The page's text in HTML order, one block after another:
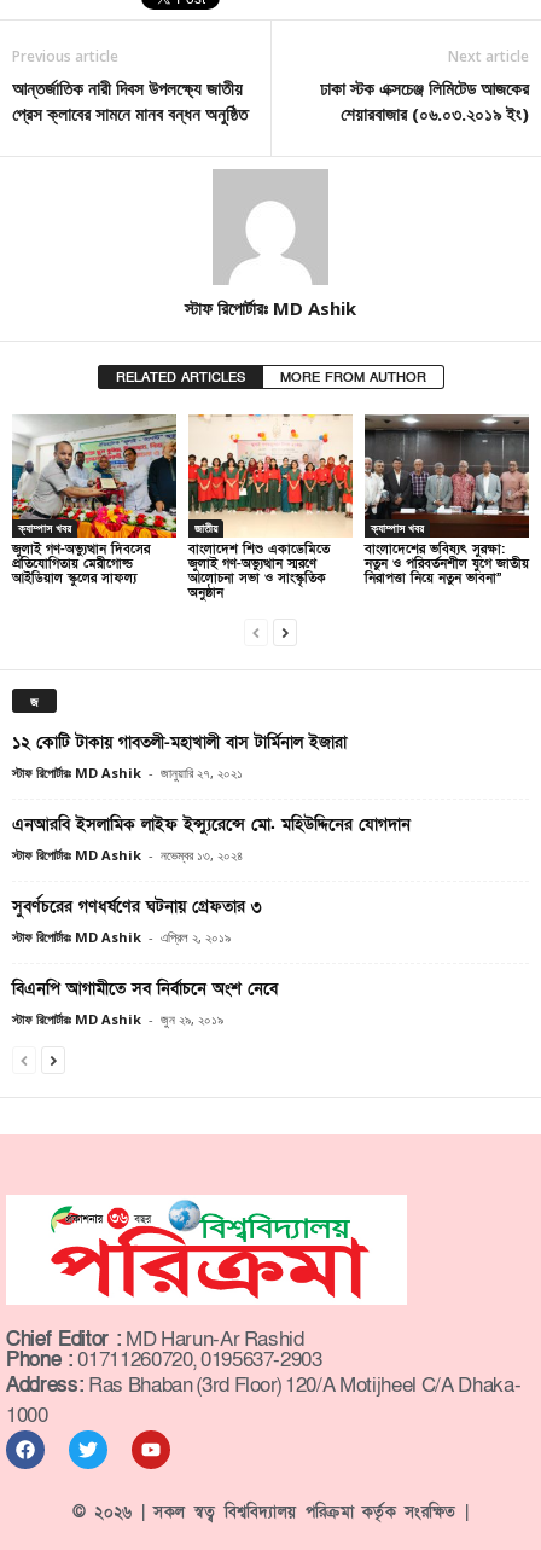
Previous article
আন্তর্জাতিক নারী দিবস উপলক্ষ্যে জাতীয়
প্রেস ক্লাবের সামনে মানব বন্ধন অনুষ্ঠিত
Next article
ঢাকা স্টক এক্সচেঞ্জ লিমিটেড আজকের
শেয়ারবাজার (০৬.০৩.২০১৯ ইং)
স্টাফ রিপোর্টারঃ MD Ashik
RELATED ARTICLES MORE FROM AUTHOR
ক্যাম্পাস খবর
জুলাই গণ-অভ্যুত্থান দিবসের
প্রতিযোগিতায় মেরীগোল্ড
আইডিয়াল স্কুলের সাফল্য
জাতীয়
বাংলাদেশ শিশু একাডেমিতে
জুলাই গণ-অভ্যুত্থান স্মরণে
আলোচনা সভা ও সাংস্কৃতিক
অনুষ্ঠান
ক্যাম্পাস খবর
বাংলাদেশের ভবিষ্যৎ সুরক্ষা:
নতুন ও পরিবর্তনশীল যুগে জাতীয়
নিরাপত্তা নিয়ে নতুন ভাবনা”
জ
১২ কোটি টাকায় গাবতলী-মহাখালী বাস টার্মিনাল ইজারা
স্টাফ রিপোর্টারঃ MD Ashik - জানুয়ারি ২৭, ২০২১
এনআরবি ইসলামিক লাইফ ইন্স্যুরেন্সে মো. মহিউদ্দিনের যোগদান
স্টাফ রিপোর্টারঃ MD Ashik - নভেম্বর ১৩, ২০২৪
সুবর্ণচরের গণধর্ষণের ঘটনায় গ্রেফতার ৩
স্টাফ রিপোর্টারঃ MD Ashik - এপ্রিল ২, ২০১৯
বিএনপি আগামীতে সব নির্বাচনে অংশ নেবে
স্টাফ রিপোর্টারঃ MD Ashik - জুন ২৯, ২০১৯
Chief Editor : MD Harun-Ar Rashid
Phone :01711260720, 0195637-2903
Address: Ras Bhaban (3rd Floor) 120/A Motijheel C/A Dhaka-
1000
© ২০২৬ | সকল স্বত্ব বিশ্ববিদ্যালয় পরিক্রমা কর্তৃক সংরক্ষিত |